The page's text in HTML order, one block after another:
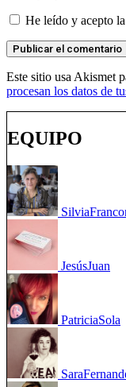
He leído y acepto la
Este sitio usa Akismet
procesan los datos de
EQUIPO
Silvia
JesúsJuan
PatriciaSola
Sara